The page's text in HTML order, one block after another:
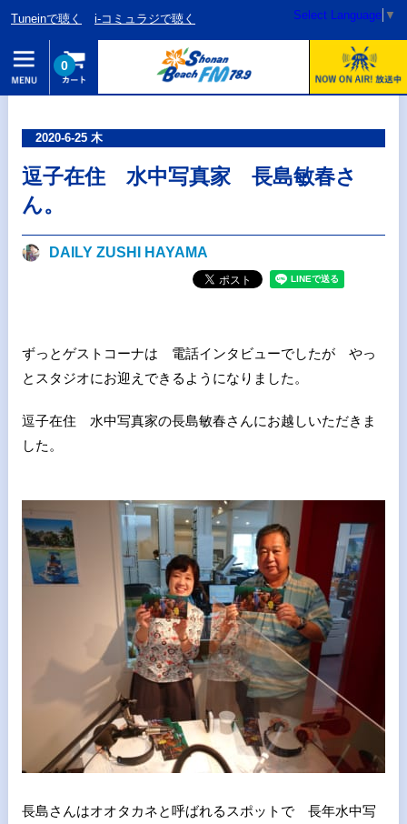
Tuneinで聴く i-コミュラジで聴く Select Language ▼
0
2020-6-25 木
逗子在住 水中写真家 長島敏春さ
ん。
DAILY ZUSHI HAYAMA
ずっとゲストコーナは 電話インタビューでしたが やっ
とスタジオにお迎えできるようになりました。
逗子在住 水中写真家の長島敏春さんにお越しいただきま
した。
長島さんはオオタカネと呼ばれるスポットで 長年水中写